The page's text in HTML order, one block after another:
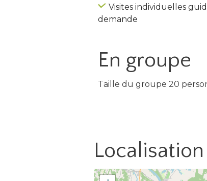
Visites individuelles
demande
En groupe
Taille du groupe 20
Localisation